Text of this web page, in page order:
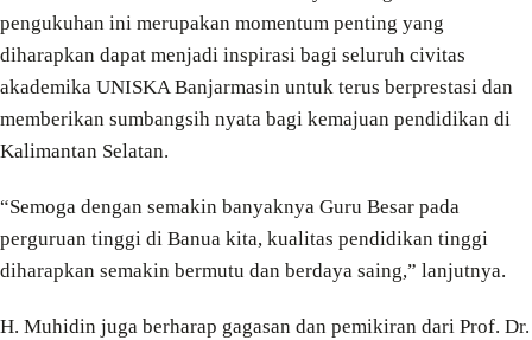
pengukuhan ini merupakan momentum penting yang
diharapkan dapat menjadi inspirasi bagi seluruh civitas
akademika UNISKA Banjarmasin untuk terus berprestasi dan
memberikan sumbangsih nyata bagi kemajuan pendidikan di
Kalimantan Selatan.
“Semoga dengan semakin banyaknya Guru Besar pada
perguruan tinggi di Banua kita, kualitas pendidikan tinggi
diharapkan semakin bermutu dan berdaya saing,” lanjutnya.
H. Muhidin juga berharap gagasan dan pemikiran dari Prof. Dr.